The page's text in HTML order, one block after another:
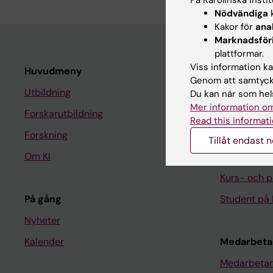
Huvudmeny
Utbildning
Forskarutbildning
Forskning
Om KI
På gång
Nyheter
Kalender
Student
Ladok
Canvas
Schema
Kurs- och
Student på
Nödvändiga
Kakor för
plattformar.
Viss information
Genom att
Du kan när som
Mer information
Read this
Tillåt endast